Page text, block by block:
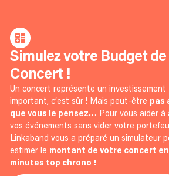
Simulez votre Budget de
Concert !
Un concert représente un investissement
important, c’est sûr ! Mais peut-être pas
que vous le pensez… Pour vous aider à
vos événements sans vider votre
Linkaband vous a préparé un simulateur
estimer le montant de votre concert en
minutes top chrono !